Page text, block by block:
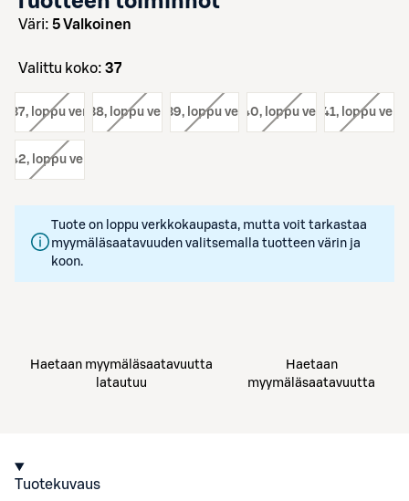
väri: 5 Valkoinen
Valittu koko: 37
37, loppu verkosta
koko: 38, loppu verkosta
koko: 39, loppu verkosta
koko: 40, loppu verkosta
koko: 41, loppu
42, loppu verkosta
Tuote on loppu verkkokaupasta, mutta voit tarkastaa
myymäläsaatavuuden valitsemalla tuotteen värin ja
koon.
Haetaan myymäläsaatavuutta
latautuu
Haetaan
myymäläsaatavuutta
Tuotekuvaus